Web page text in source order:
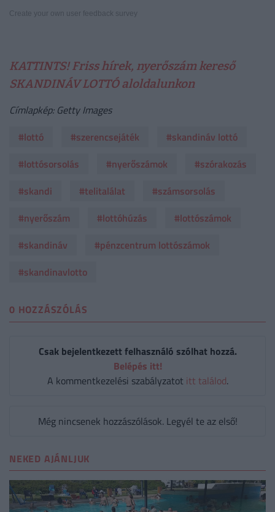
Create your own user feedback survey
KATTINTS! Friss hírek, nyerőszám kereső
SKANDINÁV LOTTÓ aloldalunkon
Címlapkép: Getty Images
#lottó
#szerencsejáték
#skandináv lottó
#lottósorsolás
#nyerőszámok
#szórakozás
#skandi
#telitalálat
#számsorsolás
#nyerőszám
#lottóhúzás
#lottószámok
#skandináv
#pénzcentrum lottószámok
#skandinavlotto
0 HOZZÁSZÓLÁS
Csak bejelentkezett felhasználó szólhat hozzá.
Belépés itt!
A kommentkezelési szabályzatot itt találod.
Még nincsenek hozzászólások. Legyél te az első!
NEKED AJÁNLJUK